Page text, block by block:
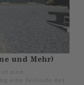
und Mehr)
eine
eine Teilroute des